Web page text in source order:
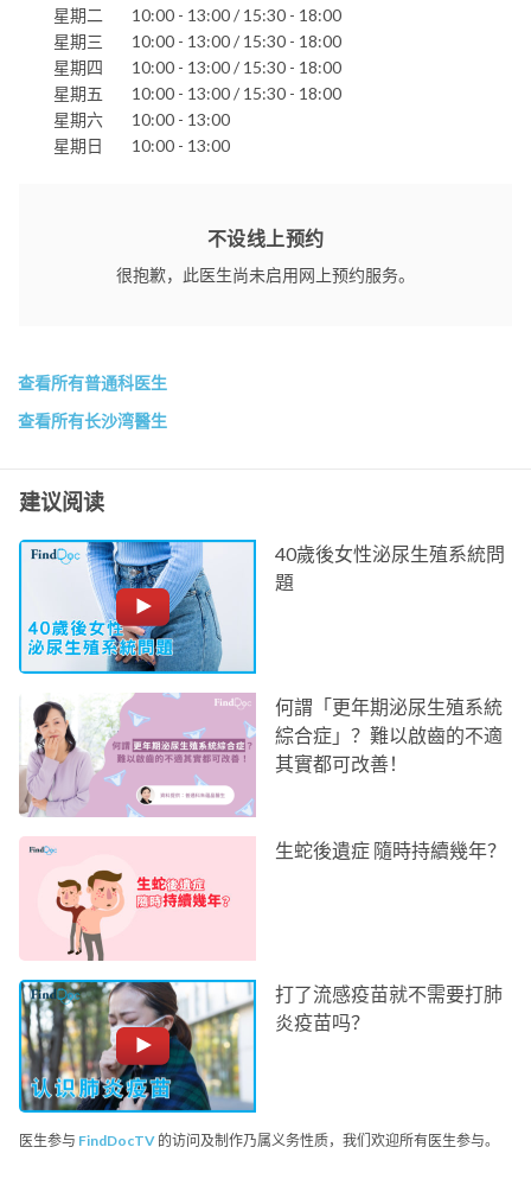
星期二
10:00 - 13:00 / 15:30 - 18:00
星期三
10:00 - 13:00 / 15:30 - 18:00
星期四
10:00 - 13:00 / 15:30 - 18:00
星期五
10:00 - 13:00 / 15:30 - 18:00
星期六
10:00 - 13:00
星期日
10:00 - 13:00
不设线上预约
很抱歉，此医生尚未启用网上预约服务。
查看所有普通科医生
查看所有长沙湾醫生
建议阅读
40歲後女性泌尿生殖系統問
題
何謂「更年期泌尿生殖系統
綜合症」？難以啟齒的不適
其實都可改善！
生蛇後遺症 隨時持續幾年？
打了流感疫苗就不需要打肺
炎疫苗吗？
医生参与 FindDocTV 的访问及制作乃属义务性质，我们欢迎所有医生参与。